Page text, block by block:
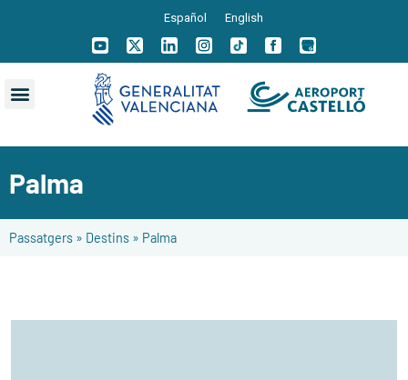
Español English
Palma
Passatgers » Destins » Palma